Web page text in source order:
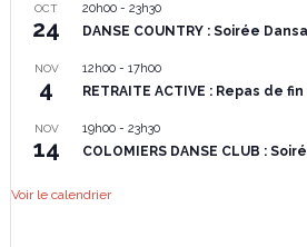
OCT
24
20h00- 23h30
DANSE COUNTRY : Soirée
NOV
4
12h00- 17h00
RETRAITE ACTIVE : Repas de
NOV
14
19h00- 23h30
COLOMIERS DANSE CLUB :
Voir le calendrier